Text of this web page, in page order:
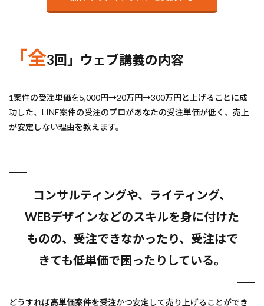
「全3回」ウェブ講義の内容
1案件の受注単価を5,000円→20万円→300万円と上げることに成
功した、LINE案件の受注のプロがあなたの受注単価が低く、売上
が安定しない理由を教えます。
コンサルティングや、ライティング、
WEBデザインなどのスキルを身に付けた
ものの、受注できなかったり、受注はで
きても低単価で困ったりしている。
どうすれば高単価案件を受注かつ安定して売り上げることができ